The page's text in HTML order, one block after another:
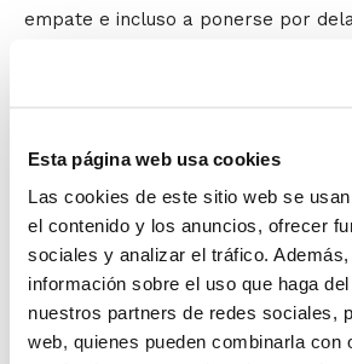
Esta página web usa cookies
Las cookies de este sitio web se
el contenido y los anuncios, ofrecer
sociales y analizar el tráfico.
información sobre el uso que haga
nuestros partners de redes sociales,
web, quienes pueden combinarla con
empate e incluso a ponerse por
sólo podía resolverse en los
excelente temporada en la que
José López Varela, del Heart Break
se ha llevado el trofeo de Mejor
de la FBCV,
Salvador Fabregat ; el
Deportes del Ayuntamiento de